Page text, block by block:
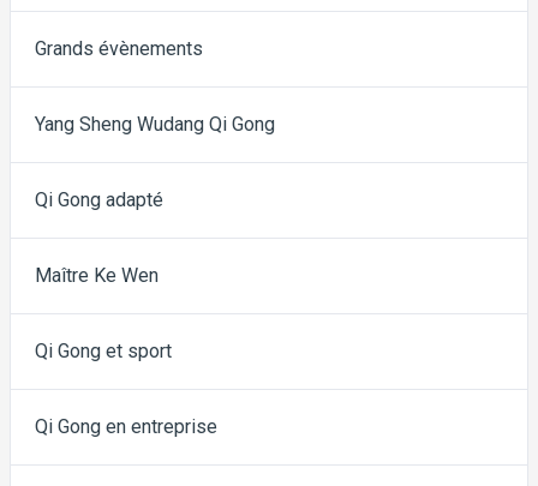
Grands évènements
Yang Sheng Wudang Qi Gong
Qi Gong adapté
Maître Ke Wen
Qi Gong et sport
Qi Gong en entreprise